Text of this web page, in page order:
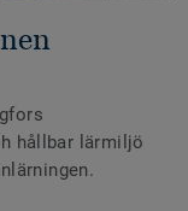
hållbar lärmiljö